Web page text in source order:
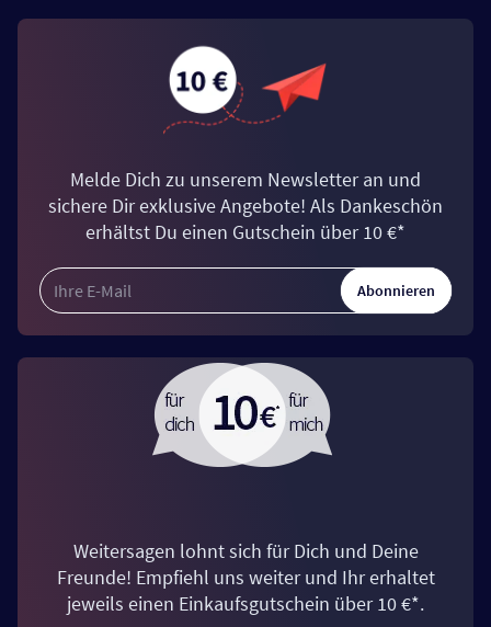
Melde Dich zu unserem Newsletter an und
sichere Dir exklusive Angebote! Als Dankeschön
erhältst Du einen Gutschein über 10 €*
Abonnieren
Weitersagen lohnt sich für Dich und Deine
Freunde! Empfiehl uns weiter und Ihr erhaltet
jeweils einen Einkaufsgutschein über 10 €*.